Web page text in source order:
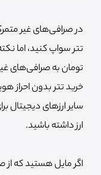
در صرافی‌های غیر
تتر سواپ کنید، اما
تومان به صرافی‌های
خرید تتر بدون احراز
سایر ارزهای دیجیتال
ارز داشته باشید.
اگر مایل هستید که از